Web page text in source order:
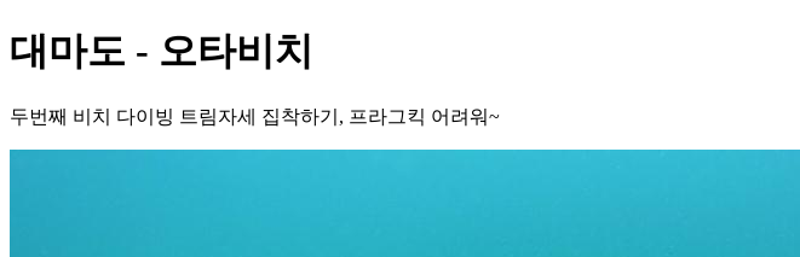
대마도 - 오타비치
두번째 비치 다이빙 트림자세 집착하기, 프라그킥 어려워~